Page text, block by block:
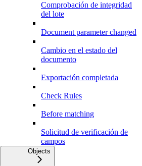
Comprobación de integridad
del lote
Document parameter changed
Cambio en el estado del
documento
Exportación completada
Check Rules
Before matching
Solicitud de verificación de
campos
Objects